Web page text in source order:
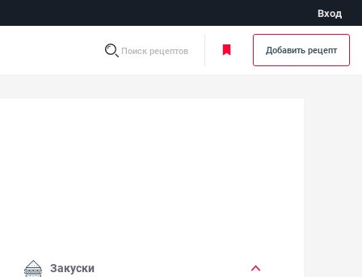
Вход
Поиск рецептов Добавить рецепт
брюшки семги - фото готового блюда
Закуски